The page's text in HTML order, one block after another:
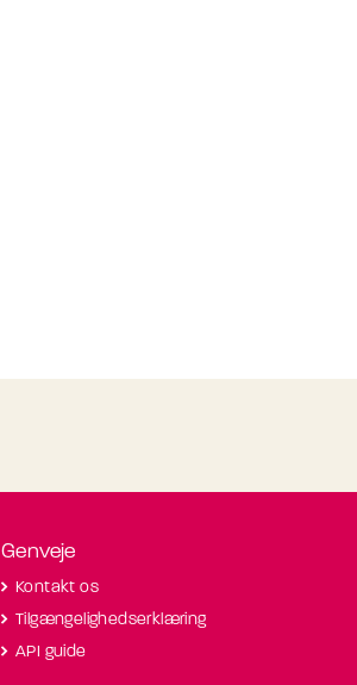
Genveje
Kontakt os
Tilgængelighedserklæring
API guide